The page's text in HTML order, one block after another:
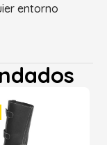
entorno